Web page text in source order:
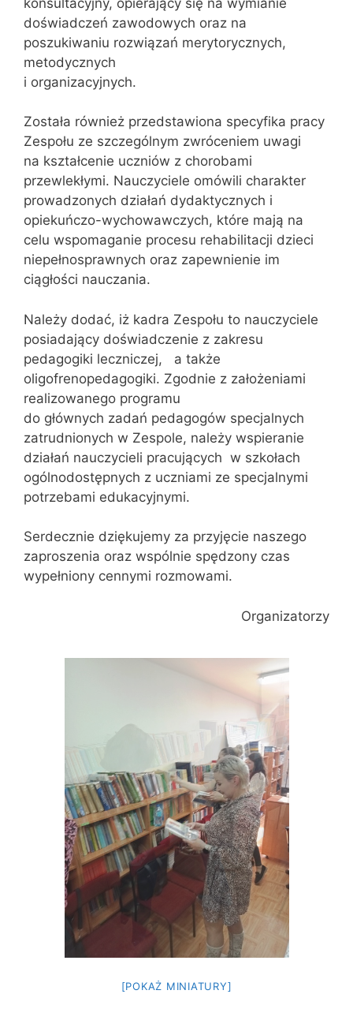
doświadczeń zawodowych oraz na
poszukiwaniu rozwiązań merytorycznych,
metodycznych
i organizacyjnych.
Została również przedstawiona specyfika pracy
Zespołu ze szczególnym zwróceniem uwagi
na kształcenie uczniów z chorobami
przewlekłymi. Nauczyciele omówili charakter
prowadzonych działań dydaktycznych i
opiekuńczo-wychowawczych, które mają na
celu wspomaganie procesu rehabilitacji dzieci
niepełnosprawnych oraz zapewnienie im
ciągłości nauczania.
Należy dodać, iż kadra Zespołu to nauczyciele
posiadający doświadczenie z zakresu
pedagogiki leczniczej, a także
oligofrenopedagogiki. Zgodnie z założeniami
realizowanego programu
do głównych zadań pedagogów specjalnych
zatrudnionych w Zespole, należy wspieranie
działań nauczycieli pracujących w szkołach
ogólnodostępnych z uczniami ze specjalnymi
potrzebami edukacyjnymi.
Serdecznie dziękujemy za przyjęcie naszego
zaproszenia oraz wspólnie spędzony czas
wypełniony cennymi rozmowami.
Organizatorzy
[POKAŻ MINIATURY]